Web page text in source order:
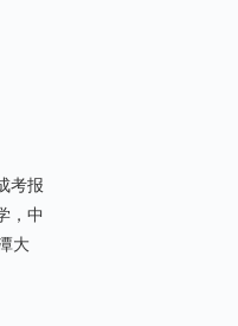
考报
，中
大